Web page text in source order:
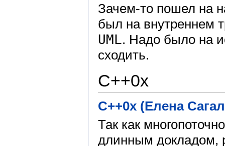
Зачем-то пошел на
был на внутреннем
UML. Надо было на
сходить.
С++0x
C++0x (Елена
Так как
длинным докладом,